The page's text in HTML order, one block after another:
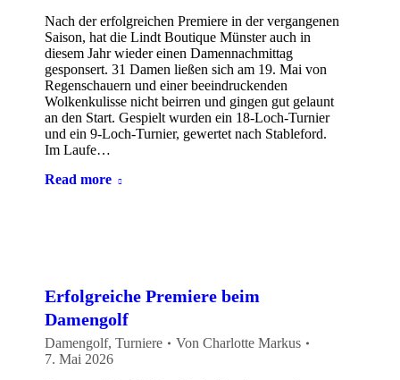
Nach der erfolgreichen Premiere in der vergangenen
Saison, hat die Lindt Boutique Münster auch in
diesem Jahr wieder einen Damennachmittag
gesponsert. 31 Damen ließen sich am 19. Mai von
Regenschauern und einer beeindruckenden
Wolkenkulisse nicht beirren und gingen gut gelaunt
an den Start. Gespielt wurden ein 18-Loch-Turnier
und ein 9-Loch-Turnier, gewertet nach Stableford.
Im Laufe…
Read more
Erfolgreiche Premiere beim
Damengolf
Damengolf, Turniere Von Charlotte Markus
7. Mai 2026